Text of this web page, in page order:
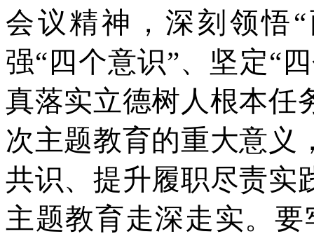
会议精神，深刻领悟
强“四个意识”、坚定“
真落实立德树人根本任
次主题教育的重大意义
共识、提升履职尽责实
主题教育走深走实。